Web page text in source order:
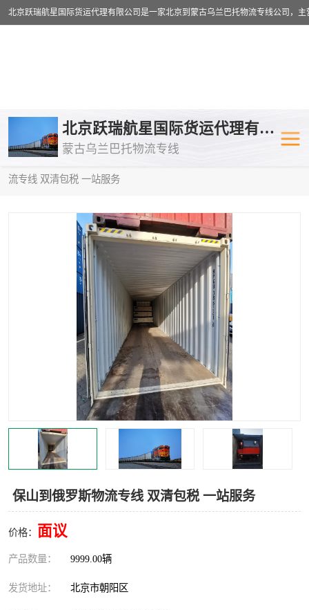
北京跃瑞航星国际货运代理有限公司
蒙古乌兰巴托物流专线
流专线 双清包税 一站服务
保山到俄罗斯物流专线 双清包税 一站服务
价格： 面议
产品数量： 9999.00辆
发货地址： 北京市朝阳区
乌兰巴托物流专线 乌兰巴托铁
乌兰巴托公路运输
中欧班列
蒙古乌兰巴托双清包税
蒙古乌兰巴托空运专线
蒙古乌兰巴托汽运专线
中亚铁路运输